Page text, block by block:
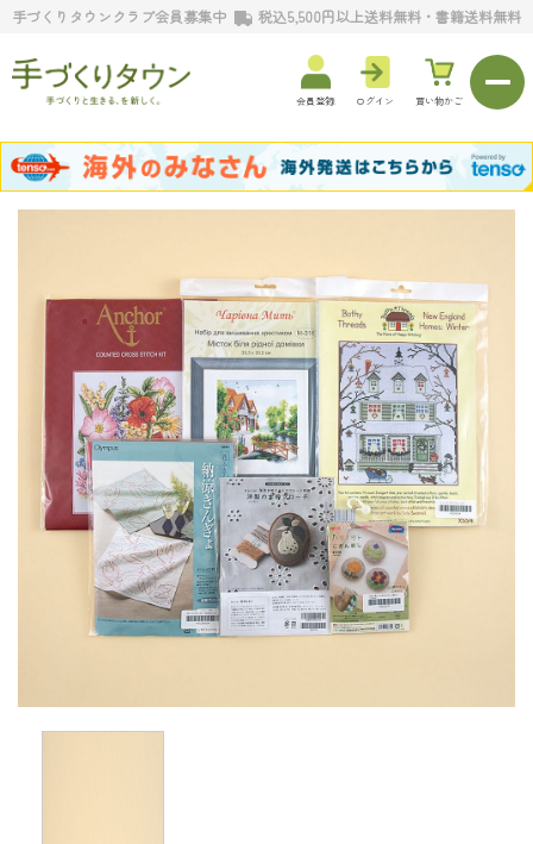
手づくりタウンクラブ会員募集中 税込5,500円以上送料無料・書籍送料無料
会員登録 ログイン 買い物かご